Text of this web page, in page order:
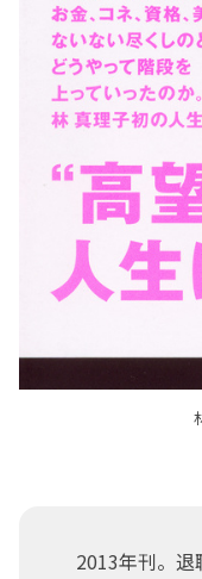
2013年刊。退